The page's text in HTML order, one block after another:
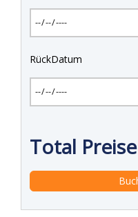
RückDatum
Total Preise